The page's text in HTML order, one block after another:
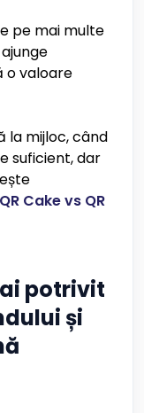
pe mai multe
o valoare
la mijloc, când
suficient, dar
QR Cake vs QR
potrivit
și